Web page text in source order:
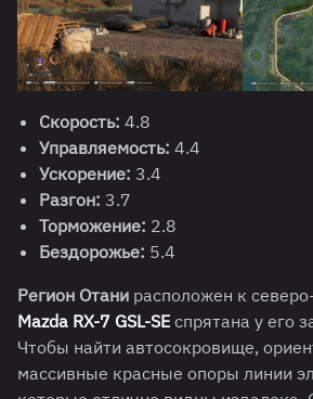
Скорость: 4.8
Управляемость: 4.4
Ускорение: 3.4
Разгон: 3.7
Торможение: 2.8
Бездорожье: 5.4
Регион Отани расположен к
Mazda RX-7 GSL-SE спрятана у его
Чтобы найти автосокровище,
массивные красные опоры линии